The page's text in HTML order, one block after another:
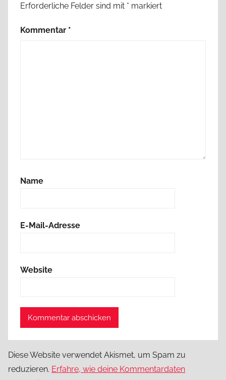
Erforderliche Felder sind mit * markiert
Kommentar *
Name
E-Mail-Adresse
Website
Diese Website verwendet Akismet, um Spam zu
reduzieren. Erfahre, wie deine Kommentardaten